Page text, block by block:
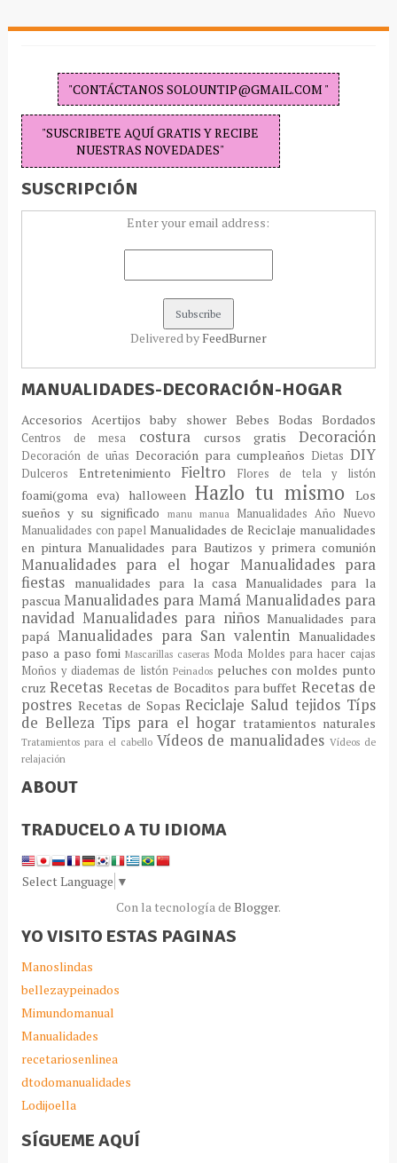
"CONTÁCTANOS SOLOUNTIP@GMAIL.COM "
"SUSCRIBETE AQUÍ GRATIS Y RECIBE
NUESTRAS NOVEDADES"
SUSCRIPCIÓN
Enter your email address:
Delivered by FeedBurner
MANUALIDADES-DECORACIÓN-HOGAR
AccesoriosAcertijosbaby shower Bebes BodasBordados
Centros de mesa costura cursos gratisDecoración
Decoración de uñas Decoración para cumpleaños DietasDIY
Dulceros Entretenimiento Fieltro Flores de tela y listón
foami(goma eva) halloween Hazlo tu mismoLos
sueños y su significado
manu manua Manualidades Año Nuevo
Manualidades con papel Manualidades de Reciclaje manualidades
en pinturaManualidades para Bautizos y primera comunión
Manualidades para el hogar Manualidades para
fiestas
manualidades para la casa Manualidades para la
pascua Manualidades para MamáManualidades para
navidadManualidades para niños Manualidades para
papá Manualidades para San valentinManualidades
paso a paso fomi Mascarillas caseras Moda Moldes para hacer cajas
Moños y diademas de listón Peinados peluches con moldes punto
cruzRecetas Recetas de Bocaditos para buffet Recetas de
postres Recetas de SopasReciclaje Saludtejidos Típs
de Belleza Tips para el hogar tratamientos naturales
Tratamientos para el cabello Vídeos de manualidadesVídeos de
relajación
ABOUT
TRADUCELO A TU IDIOMA
Select Language ▼
Con la tecnología de Blogger.
YO VISITO ESTAS PAGINAS
Manoslindas
bellezaypeinados
Mimundomanual
Manualidades
recetariosenlinea
dtodomanualidades
Lodijoella
SÍGUEME AQUÍ